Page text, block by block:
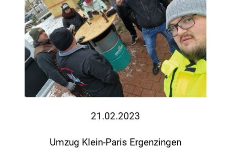
21.02.2023
Umzug Klein-Paris Ergenzingen